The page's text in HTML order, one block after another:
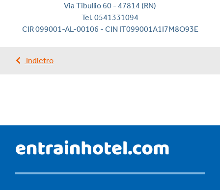
Via Tibullio 60 - 47814 (RN)
Tel. 0541331094
CIR 099001-AL-00106 - CIN IT099001A1I7M8O93E
Indietro